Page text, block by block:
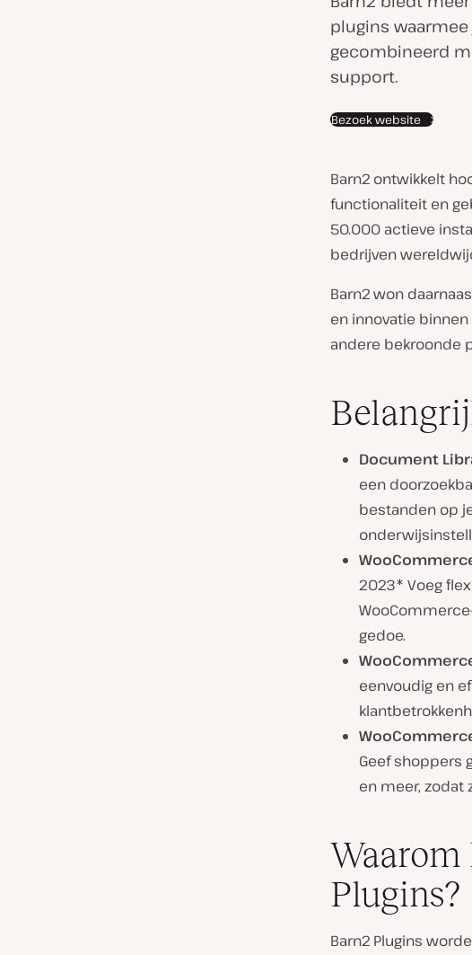
n
d
v
n
l
a
n
t
plugins
gecombineerd
support.
Bezoek website
Barn2 ontwikkelt
functionaliteit en
50.000 actieve
bedrijven
Barn2 won
en innovatie
andere bekroonde
Document
een
bestanden op
2023* Voeg
gedoe.
eenvoudig en
Geef shoppers
en meer, zodat
Plugins?
Barn2 Plugins